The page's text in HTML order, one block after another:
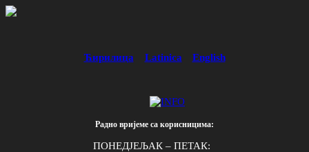
Ћирилица Latinica English
Радно вријеме са корисницима:
ПОНЕДЈЕЉАК – ПЕТАК: